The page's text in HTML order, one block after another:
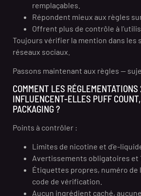
remplaçables.
Répondent mieux aux règles
Offrent plus de contrôle à
Toujours vérifier la mention dans les
réseaux sociaux.
Passons maintenant aux règles —
COMMENT LES
INFLUENCENT-ELLES PUFF
PACKAGING ?
Points à contrôler :
Limites de nicotine et d’e-
Avertissements obligatoires et
Étiquettes propres, numéro de
code de vérification.
Aucun ingrédient caché,